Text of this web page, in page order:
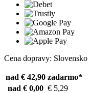
Cena dopravy: Slovensko
nad € 42,90 zadarmo*
nad € 0,00 € 5,29